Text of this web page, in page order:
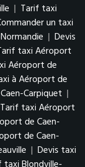
| Tarif taxi
un taxi
| Devis
taxi Aéroport
Aéroport de
à Aéroport de
Carpiquet |
Tarif taxi Aéroport
de Caen-
de Caen-
| Devis taxi